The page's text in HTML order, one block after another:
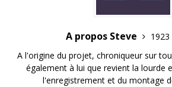
A propos Steve
1923
A l'origine du projet, chroniqueur sur
également à lui que revient la lourde
l'enregistrement et du montage